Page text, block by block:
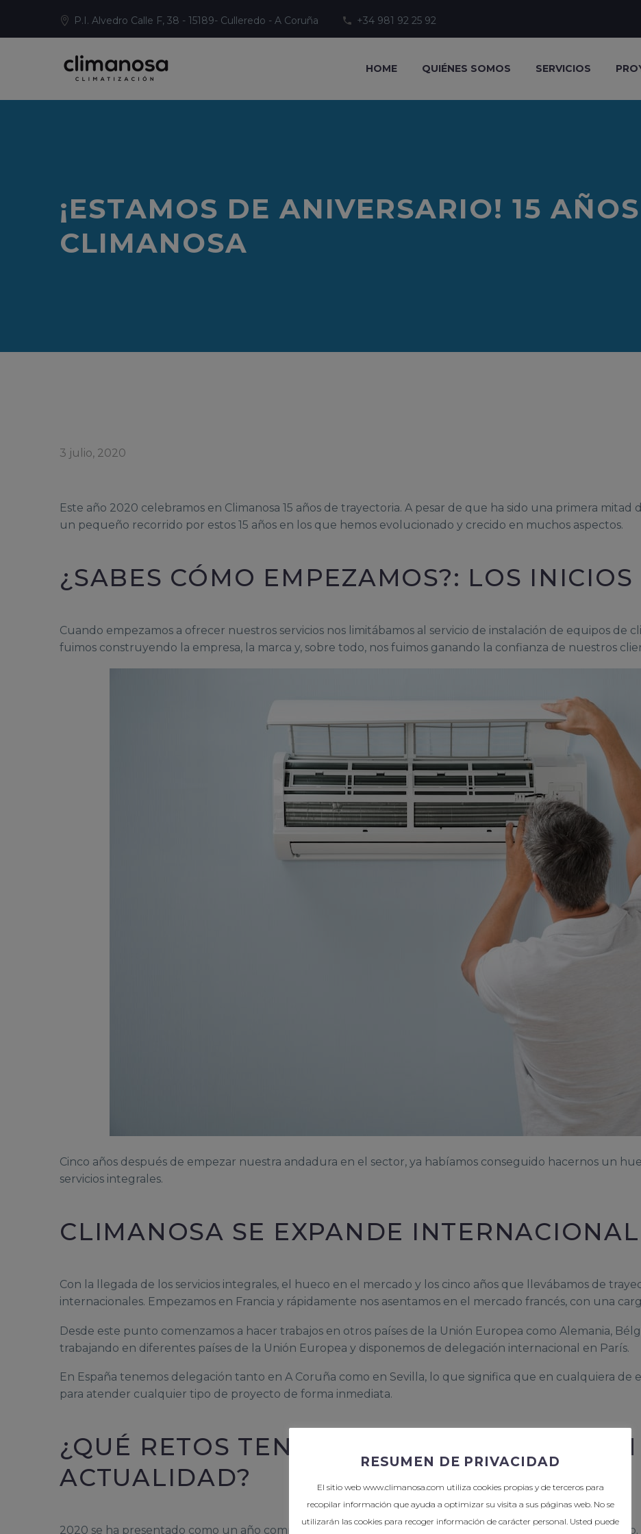
P.I. Alvedro Calle F, 38 - 15189- Culleredo - A Coruña +34 981 92 25 92
HOME QUIÉNES SOMOS SERVICIOS
¡ESTAMOS DE ANIVERSARIO! 15
CLIMANOSA
3 julio, 2020
Este año 2020 celebramos en Climanosa 15 años de trayectoria. A pesar de que ha sido una primera
un pequeño recorrido por estos 15 años en los que hemos evolucionado y crecido en muchos aspectos.
¿SABES CÓMO EMPEZAMOS?: LOS
Cuando empezamos a ofrecer nuestros servicios nos limitábamos al servicio de instalación de equipos de
fuimos construyendo la empresa, la marca y, sobre todo, nos fuimos ganando la confianza de nuestros
Cinco años después de empezar nuestra andadura en el sector, ya habíamos conseguido hacernos un
servicios integrales.
CLIMANOSA SE EXPANDE
Con la llegada de los servicios integrales, el hueco en el mercado y los cinco años que llevábamos de
internacionales. Empezamos en Francia y rápidamente nos asentamos en el mercado francés, con una
Desde este punto comenzamos a hacer trabajos en otros países de la Unión Europea como Alemania,
trabajando en diferentes países de la Unión Europea y disponemos de delegación internacional en París.
En España tenemos delegación tanto en A Coruña como en Sevilla, lo que significa que en cualquiera de
para atender cualquier tipo de proyecto de forma inmediata.
¿QUÉ RETOS TENEMOS EN CLIMANOSA
ACTUALIDAD?
2020 se ha presentado como un año complicado aunque nuestros objetivos principales no han cambiado.
RESUMEN DE PRIVACIDAD
El sitio web www.climanosa.com utiliza cookies propias y de terceros para
recopilar información que ayuda a optimizar su visita a sus páginas web. No se
utilizarán las cookies para recoger información de carácter personal. Usted puede